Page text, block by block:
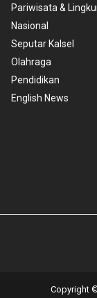
Pariwisata &
Nasional
Seputar Kalsel
Olahraga
Pendidikan
English News
Copyright